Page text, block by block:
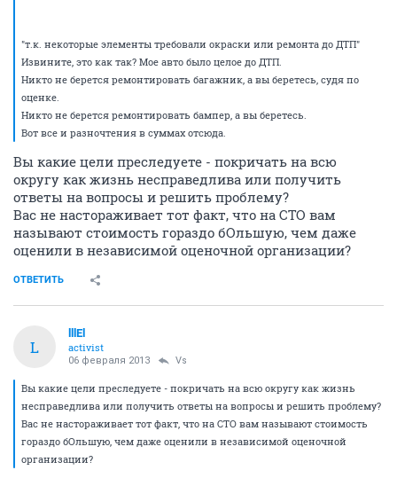
"т.к. некоторые элементы требовали окраски или ремонта до ДТП"
Извините, это как так? Мое авто было целое до ДТП.
Никто не берется ремонтировать багажник, а вы беретесь, судя по
оценке.
Никто не берется ремонтировать бампер, а вы беретесь.
Вот все и разночтения в суммах отсюда.
Вы какие цели преследуете - покричать на всю
округу как жизнь несправедлива или получить
ответы на вопросы и решить проблему?
Вас не настораживает тот факт, что на СТО вам
называют стоимость гораздо бОльшую, чем даже
оценили в независимой оценочной организации?
ОТВЕТИТЬ
L
lllEl
activist
06 февраля 2013 Vs
Вы какие цели преследуете - покричать на всю округу как жизнь
несправедлива или получить ответы на вопросы и решить проблему?
Вас не настораживает тот факт, что на СТО вам называют стоимость
гораздо бОльшую, чем даже оценили в независимой оценочной
организации?